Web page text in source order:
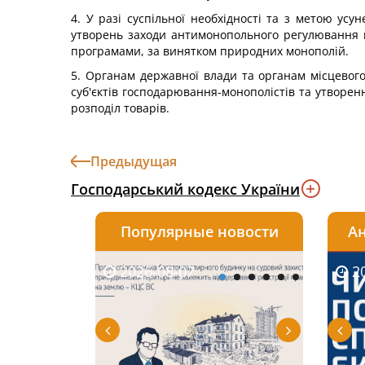
4. У разі суспільної необхідності та з метою
утворень заходи антимонопольного регулювання
програмами, за винятком природних монополій.
5. Органам державної влади та органам
суб'єктів господарювання-монополістів та
розподіл товарів.
Предыдущая
Господарський кодекс України
Популярные новости
2026-08-07
2026-08-03